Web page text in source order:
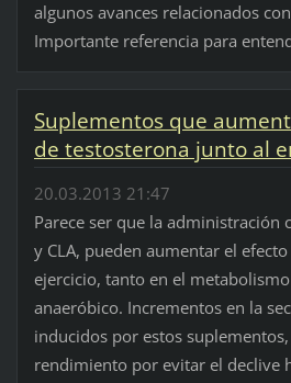
algunos avances relacionados
Importante referencia para
Suplementos que
de testosterona junto al
20.03.2013 21:47
Parece ser que la administración
y CLA, pueden aumentar el
ejercicio, tanto en el
anaeróbico. Incrementos en la
inducidos por estos
rendimiento por evitar el declive